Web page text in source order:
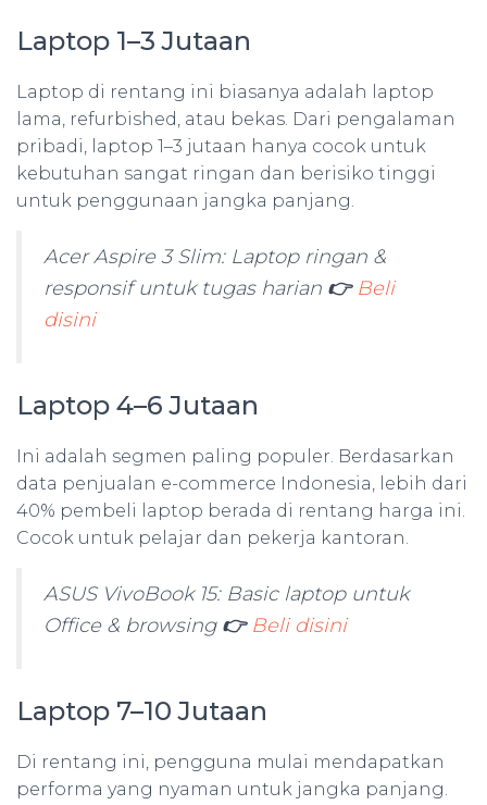
Laptop 1–3 Jutaan
Laptop di rentang ini biasanya adalah laptop
lama, refurbished, atau bekas. Dari pengalaman
pribadi, laptop 1–3 jutaan hanya cocok untuk
kebutuhan sangat ringan dan berisiko tinggi
untuk penggunaan jangka panjang.
Acer Aspire 3 Slim: Laptop ringan &
responsif untuk tugas harian 👉 Beli
disini
Laptop 4–6 Jutaan
Ini adalah segmen paling populer. Berdasarkan
data penjualan e-commerce Indonesia, lebih dari
40% pembeli laptop berada di rentang harga ini.
Cocok untuk pelajar dan pekerja kantoran.
ASUS VivoBook 15: Basic laptop untuk
Office & browsing 👉 Beli disini
Laptop 7–10 Jutaan
Di rentang ini, pengguna mulai mendapatkan
performa yang nyaman untuk jangka panjang.